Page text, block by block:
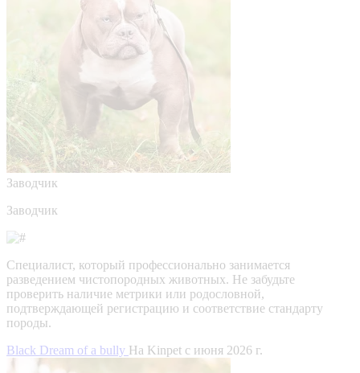
Заводчик
Заводчик
Специалист, который профессионально занимается
разведением чистопородных животных. Не забудьте
проверить наличие метрики или родословной,
подтверждающей регистрацию и соответствие стандарту
породы.
Black Dream of a bully На Kinpet c июня 2026 г.